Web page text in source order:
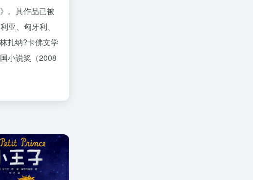
。其作品已被
亚、匈牙利、
扎纳?卡佛文学
小说奖（2008